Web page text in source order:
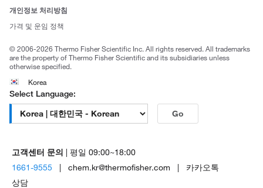
브랜드
개인정보 처리방침
가격 및 운임 정책
© 2006-2026 Thermo Fisher Scientific Inc. All rights reserved. All trademarks
are the property of Thermo Fisher Scientific and its subsidiaries unless
otherwise specified.
Korea
Select Language:
Go
고객센터 문의 | 평일 09:00~18:00
1661-9555 | chem.kr@thermofisher.com | 카카오톡
상담